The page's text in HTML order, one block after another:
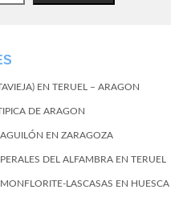
EN TERUEL – ARAGON
DE ARAGON
EN ZARAGOZA
DEL ALFAMBRA EN TERUEL
LASCASAS EN HUESCA